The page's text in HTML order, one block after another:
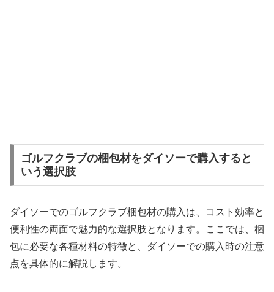
ゴルフクラブの梱包材をダイソーで購入すると
いう選択肢
ダイソーでのゴルフクラブ梱包材の購入は、コスト効率と
便利性の両面で魅力的な選択肢となります。ここでは、梱
包に必要な各種材料の特徴と、ダイソーでの購入時の注意
点を具体的に解説します。